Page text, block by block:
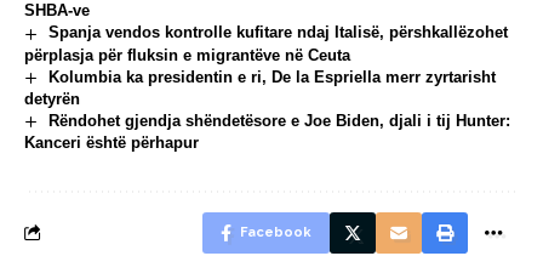
SHBA-ve
Spanja vendos kontrolle kufitare ndaj Italisë, përshkallëzohet
përplasja për fluksin e migrantëve në Ceuta
Kolumbia ka presidentin e ri, De la Espriella merr zyrtarisht
detyrën
Rëndohet gjendja shëndetësore e Joe Biden, djali i tij Hunter:
Kanceri është përhapur
Facebook